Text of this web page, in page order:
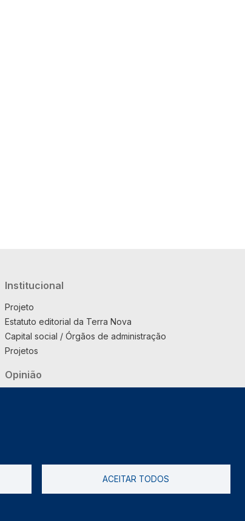
Institucional
Projeto
Estatuto editorial da Terra Nova
Capital social / Órgãos de administração
Projetos
Opinião
Livro de reclamações
ACEITAR TODOS